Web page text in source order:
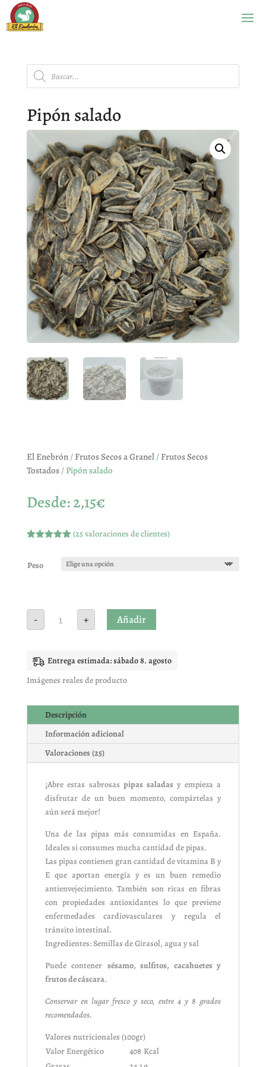
Búsqueda
de
productos
Pipón salado
El Enebrón/ Frutos Secos a Granel/ Frutos Secos
Tostados/ Pipón salado
Desde:2,15€
5 en base
a
(25valoraciones de clientes)
Peso
- salado
cantidad
+ Añadir
Entrega estimada: sábado 8. agosto
Imágenes reales de producto
Descripción
Información adicional
Valoraciones (25)
¡Abre estas sabrosaspipas saladas y empieza a
disfrutar de un buen momento, compártelas y
aún será mejor!
Una de las pipas más consumidas en España.
Ideales si consumes mucha cantidad de pipas.
Las pipas contienen gran cantidad de vitamina B y
E que aportan energía y es un buen remedio
antienvejecimiento. También son ricas en fibras
con propiedades antioxidantes lo que previene
enfermedades cardiovasculares y regula el
tránsito intestinal.
Ingredientes: Semillas de Girasol, agua y sal
Puede contener sésamo, sulfitos, cacahuetes y
frutos de cáscara.
Conservar en lugar fresco y seco, entre 4 y 8 grados
recomendados.
Valores nutricionales (100gr)
Valor Energético
408 Kcal